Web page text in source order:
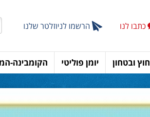
כתבו לנו הרשמו לניוזלטר שלנו
חוץ ובטחון יומן פוליטי הקומבינה-